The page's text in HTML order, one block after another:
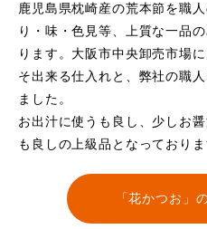
鹿児島県枕崎産の荒本節を職
り・味・色見等、上質な一品
ります。大阪市中央卸売市場
そ出来る仕入れと、弊社の職
ました。
お出汁に使うも良し、少しお
も良しの上級品となっておりま
「花かつお」